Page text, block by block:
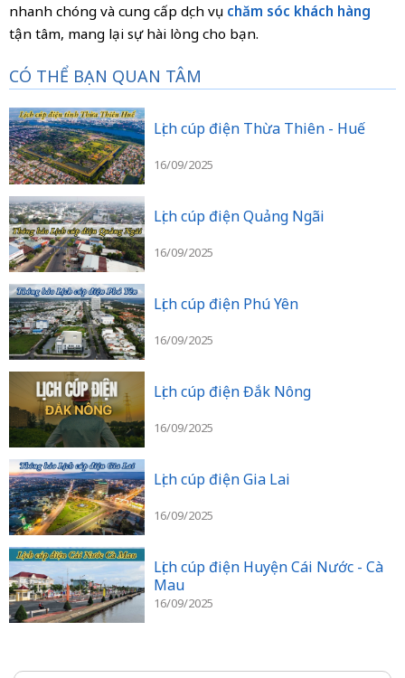
nhanh chóng và cung cấp dịch vụ chăm sóc khách hàng
tận tâm, mang lại sự hài lòng cho bạn.
CÓ THỂ BẠN QUAN TÂM
Lịch cúp điện Thừa Thiên - Huế
16/09/2025
Lịch cúp điện Quảng Ngãi
16/09/2025
Lịch cúp điện Phú Yên
16/09/2025
Lịch cúp điện Đắk Nông
16/09/2025
Lịch cúp điện Gia Lai
16/09/2025
Lịch cúp điện Huyện Cái Nước - Cà
Mau
16/09/2025